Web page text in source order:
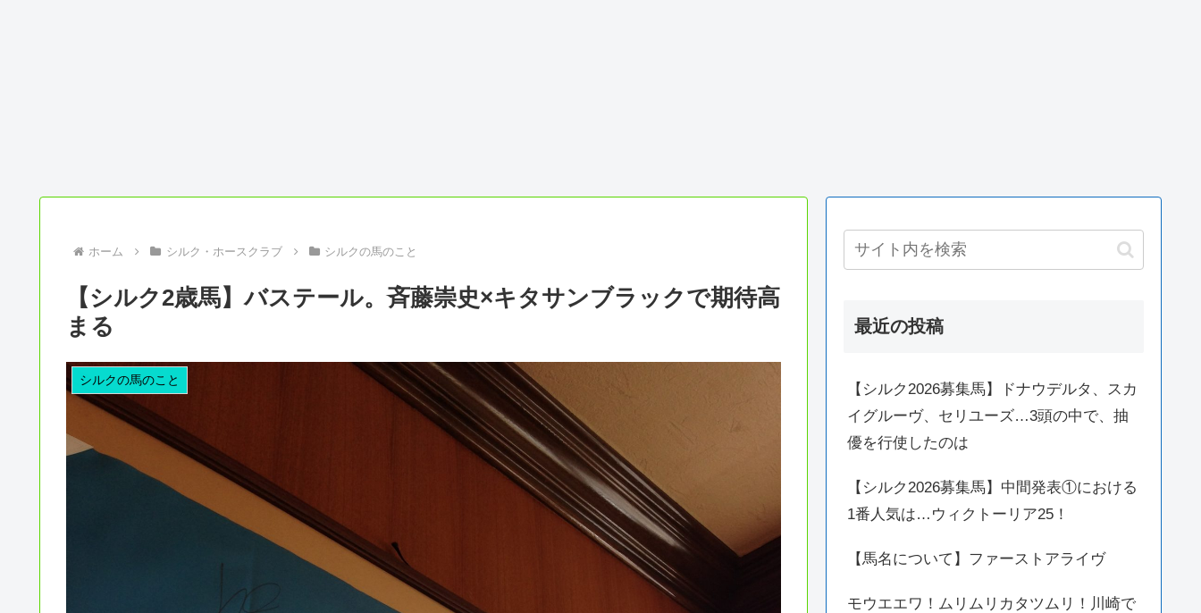
ホーム シルク・ホースクラブ シルクの馬のこと
【シルク2歳馬】バステール。斉藤崇史×キタサンブラックで期待高
まる
シルクの馬のこと
最近の投稿
【シルク2026募集馬】ドナウデルタ、スカ
イグルーヴ、セリユーズ…3頭の中で、抽
優を行使したのは
【シルク2026募集馬】中間発表①における
1番人気は…ウィクトーリア25！
【馬名について】ファーストアライヴ
モウエエワ！ムリムリカタツムリ！川崎で